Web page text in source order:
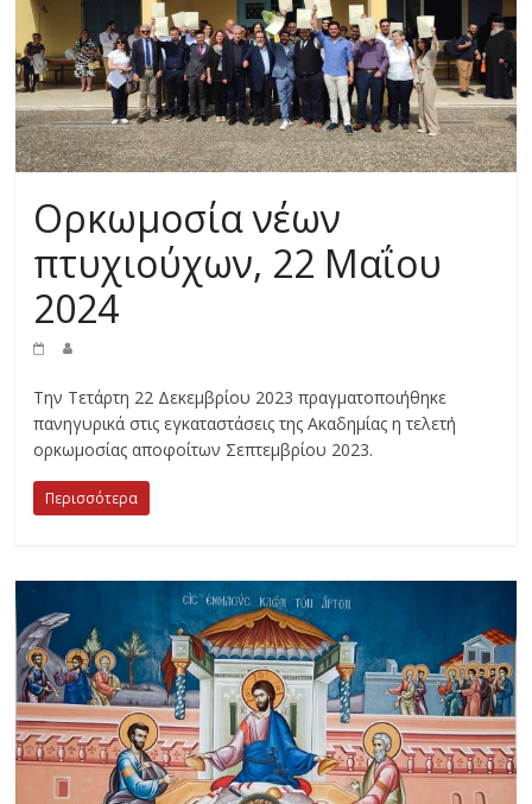
Ορκωμοσία νέων
πτυχιούχων, 22 Μαΐου
2024
Την Τετάρτη 22 Δεκεμβρίου 2023 πραγματοποιήθηκε
πανηγυρικά στις εγκαταστάσεις της Ακαδημίας η τελετή
ορκωμοσίας αποφοίτων Σεπτεμβρίου 2023.
Περισσότερα